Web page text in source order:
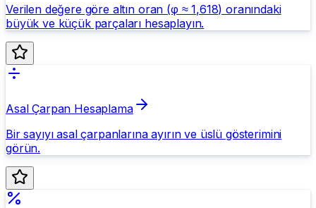
Verilen değere göre altın oran (φ ≈ 1,618) oranındaki
büyük ve küçük parçaları hesaplayın.
Asal Çarpan Hesaplama
Bir sayıyı asal çarpanlarına ayırın ve üslü gösterimini
görün.